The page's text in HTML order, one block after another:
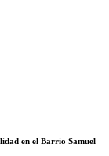
en el Barrio Samuel